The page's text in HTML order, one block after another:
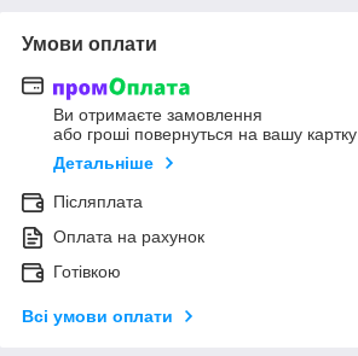
Умови оплати
Ви отримаєте замовлення
або гроші повернуться на вашу картку
Детальніше
Післяплата
Оплата на рахунок
Готівкою
Всі умови оплати